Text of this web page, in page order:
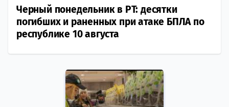
Черный понедельник в РТ: десятки
погибших и раненных при атаке БПЛА по
республике 10 августа